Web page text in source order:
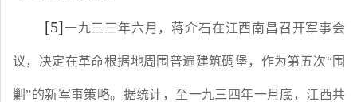
[5]一九三三年六月，蒋介石在江西南昌召开军事会
议，决定在革命根据地周围普遍建筑碉堡，作为第五次“围
剿”的新军事策略。据统计，至一九三四年一月底，江西共